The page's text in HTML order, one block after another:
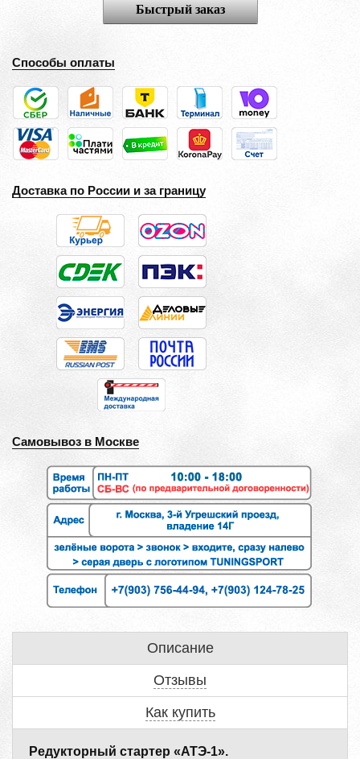
Быстрый заказ
Способы оплаты
Доставка по России и за границу
Самовывоз в Москве
Описание
Отзывы
Как купить
Редукторный стартер «АТЭ-1».